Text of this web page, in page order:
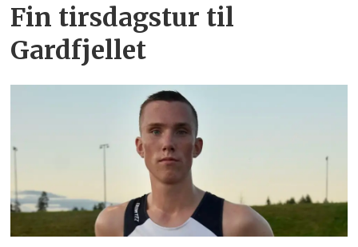
Fin tirsdagstur til
Gardfjellet